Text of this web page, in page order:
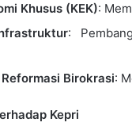
Khusus (KEK):
:
Birokrasi:
Kepri